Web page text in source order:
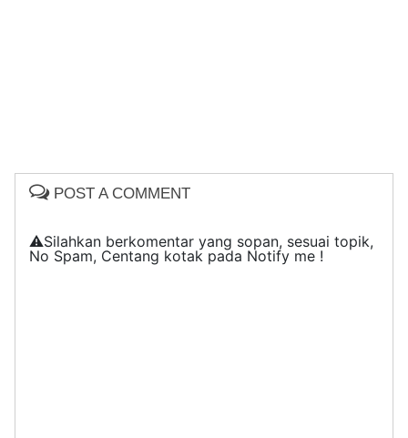
POST A COMMENT
⚠️Silahkan berkomentar yang sopan, sesuai topik,
No Spam, Centang kotak pada Notify me !